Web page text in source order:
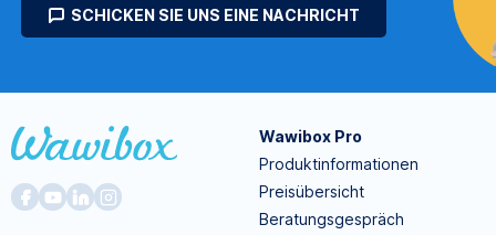
SCHICKEN SIE UNS EINE NACHRICHT
Wawibox Pro
Produktinformationen
Preisübersicht
Beratungsgespräch